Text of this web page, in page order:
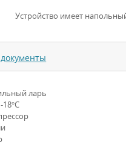
Устройство имеет
ларь